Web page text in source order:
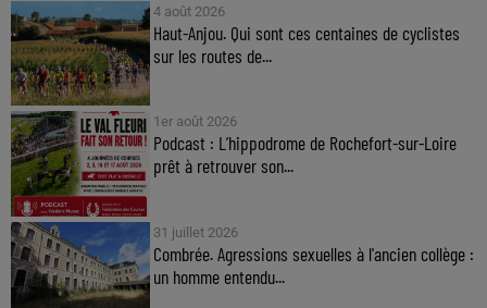
4 août 2026
Haut-Anjou. Qui sont ces centaines de cyclistes
sur les routes de...
1er août 2026
Podcast : L’hippodrome de Rochefort-sur-Loire
prêt à retrouver son...
31 juillet 2026
Combrée. Agressions sexuelles à l'ancien collège :
un homme entendu...